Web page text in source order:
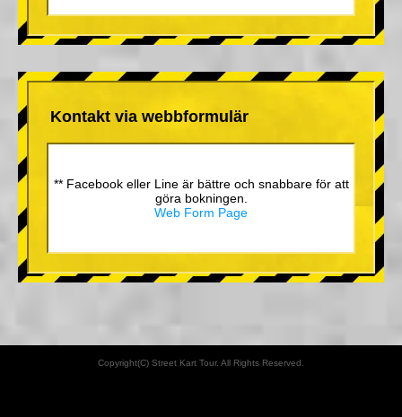
Kontakt via webbformulär
** Facebook eller Line är bättre och snabbare för att
göra bokningen.
Web Form Page
Copyright(C) Street Kart Tour. All Rights Reserved.